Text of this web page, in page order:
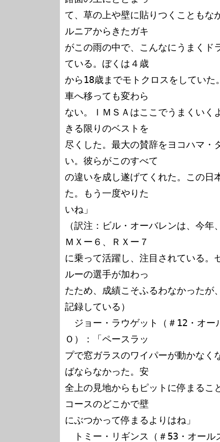
て、草の上や壁に貼りつくこともな
ルニアからきたガキ
がこの雨の中で、こんなにうまくド
ている。ぼくは４歳
から18歳までモトクロスをしてい
車へ移っても変わら
ない。ＩＭＳＡはここでうまくいく
きる限りのベストを
尽くした。最大の賛辞をヨコハマ・
い。彼らがこのすべて
の違いを成し遂げてくれた。この日
た。もう一度やりた
いね」
（訳注：ビル・オーバレンは、今
ＭＸー６、ＲＸー７
に乗って活躍し、注目されている。
ルーの選手が加わっ
たため、成績こそふるわなかったが
記録している）
ジョー・ラウゲット（＃12・オー
Ｏ）：「ペースラッ
プで窓ガラスのワイパーが動かなく
ばならなかった。安
全上の見地からもピットに停まるこ
コースのどこかで壁
にぶつかって停まるよりはね」
トミー・リギンス（＃53・オール